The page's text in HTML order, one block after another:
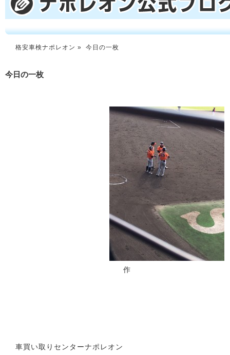
格安車検ナポレオン » 今日の一枚
今日の一枚
作
車買い取りセンターナポレオン